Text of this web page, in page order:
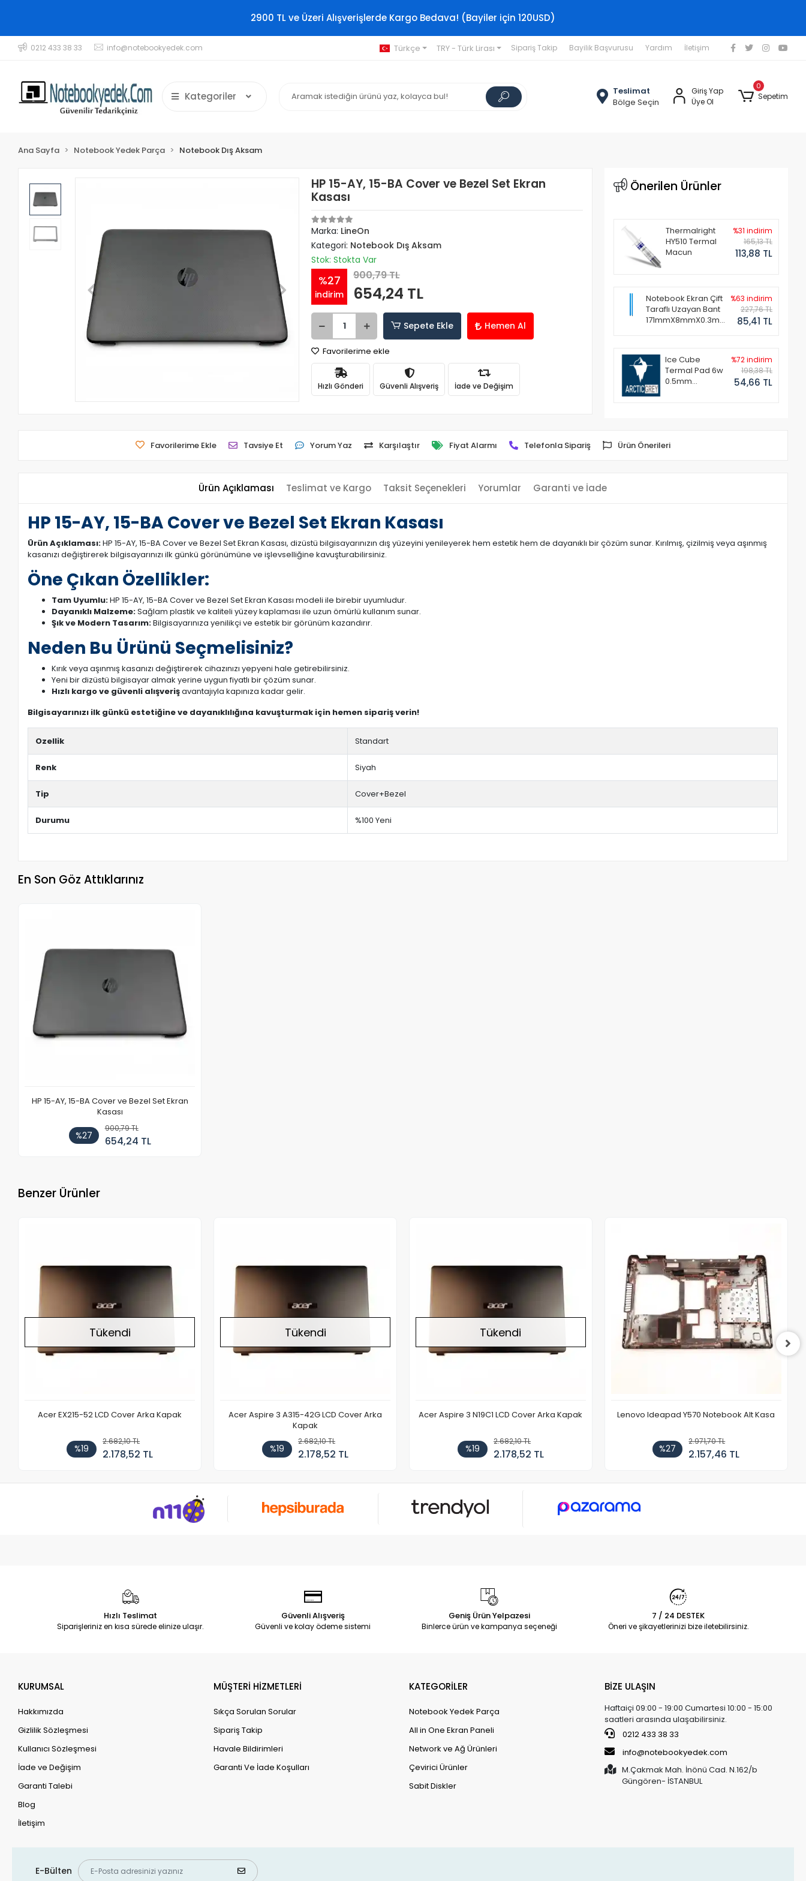
2900 TL ve Üzeri Alışverişlerde Kargo Bedava! (Bayiler için 120USD)
0212 433 38 33 info@notebookyedek.com Türkçe TRY - Türk Lirası Sipariş Takip Bayilik Başvurusu Yardım İletişim
Kategoriler
Teslimat
Bölge Seçin
Giriş Yap
Üye Ol
0
Sepetim
Ana Sayfa Notebook Yedek Parça Notebook Dış Aksam
HP 15-AY, 15-BA Cover ve Bezel Set Ekran
Kasası
Marka: LineOn
Kategori: Notebook Dış Aksam
Stok: Stokta Var
%27
indirim
900,79 TL
654,24 TL
Sepete Ekle Hemen Al
Favorilerime ekle
Hızlı Gönderi Güvenli Alışveriş İade ve Değişim
Önerilen Ürünler
Thermalright
HY510 Termal
Macun
%31 indirim
165,13 TL
113,88 TL
Notebook Ekran Çift
Taraflı Uzayan Bant
171mmX8mmX0.3mm
%63 indirim
227,76 TL
85,41 TL
Ice Cube
Termal Pad 6w
0.5mm
%72 indirim
198,38 TL
54,66 TL
Favorilerime Ekle Tavsiye Et Yorum Yaz Karşılaştır Fiyat Alarmı Telefonla Sipariş Ürün Önerileri
Ürün Açıklaması Teslimat ve Kargo Taksit Seçenekleri Yorumlar Garanti ve İade
HP 15-AY, 15-BA Cover ve Bezel Set Ekran Kasası
Ürün Açıklaması:HP 15-AY, 15-BA Cover ve Bezel Set Ekran Kasası, dizüstü bilgisayarınızın dış yüzeyini yenileyerek hem estetik hem de dayanıklı bir çözüm sunar. Kırılmış, çizilmiş veya aşınmış
kasanızı değiştirerek bilgisayarınızı ilk günkü görünümüne ve işlevselliğine kavuşturabilirsiniz.
Öne Çıkan Özellikler:
Tam Uyumlu:HP 15-AY, 15-BA Cover ve Bezel Set Ekran Kasası modeli ile birebir uyumludur.
Dayanıklı Malzeme:Sağlam plastik ve kaliteli yüzey kaplaması ile uzun ömürlü kullanım sunar.
Şık ve Modern Tasarım:Bilgisayarınıza yenilikçi ve estetik bir görünüm kazandırır.
Neden Bu Ürünü Seçmelisiniz?
Kırık veya aşınmış kasanızı değiştirerek cihazınızı yepyeni hale getirebilirsiniz.
Yeni bir dizüstü bilgisayar almak yerine uygun fiyatlı bir çözüm sunar.
Hızlı kargo ve güvenli alışverişavantajıyla kapınıza kadar gelir.
Bilgisayarınızı ilk günkü estetiğine ve dayanıklılığına kavuşturmak için hemen sipariş verin!
Ozellik Standart
Renk Siyah
Tip Cover+Bezel
Durumu %100 Yeni
En Son Göz Attıklarınız
HP 15-AY, 15-BA Cover ve Bezel Set Ekran
Kasası
%27
900,79 TL
654,24 TL
Benzer Ürünler
Tükendi
Acer EX215-52 LCD Cover Arka Kapak
%19
2.682,10 TL
2.178,52 TL
Tükendi
Acer Aspire 3 A315-42G LCD Cover Arka
Kapak
%19
2.682,10 TL
2.178,52 TL
Tükendi
Acer Aspire 3 N19C1 LCD Cover Arka Kapak
%19
2.682,10 TL
2.178,52 TL
Lenovo Ideapad Y570 Notebook Alt Kasa
%27
2.971,70 TL
2.157,46 TL
Hızlı Teslimat
Siparişleriniz en kısa sürede elinize ulaşır.
Güvenli Alışveriş
Güvenli ve kolay ödeme sistemi
Geniş Ürün Yelpazesi
Binlerce ürün ve kampanya seçeneği
7 / 24 DESTEK
Öneri ve şikayetlerinizi bize iletebilirsiniz.
KURUMSAL
Hakkımızda
Gizlilik Sözleşmesi
Kullanıcı Sözleşmesi
İade ve Değişim
Garanti Talebi
Blog
İletişim
MÜŞTERİ HİZMETLERİ
Sıkça Sorulan Sorular
Sipariş Takip
Havale Bildirimleri
Garanti Ve İade Koşulları
KATEGORİLER
Notebook Yedek Parça
All in One Ekran Paneli
Network ve Ağ Ürünleri
Çevirici Ürünler
Sabit Diskler
BİZE ULAŞIN
Haftaiçi 09:00 - 19:00 Cumartesi 10:00 - 15:00
saatleri arasında ulaşabilirsiniz.
0212 433 38 33
info@notebookyedek.com
M.Çakmak Mah. İnönü Cad. N.162/b
Güngören- İSTANBUL
E-Bülten